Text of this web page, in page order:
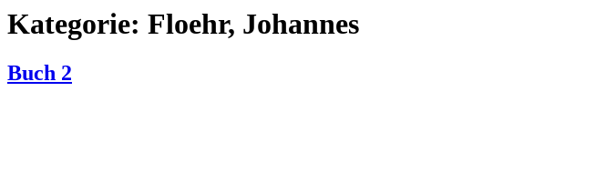
Kategorie: Floehr, Johannes
Buch 2